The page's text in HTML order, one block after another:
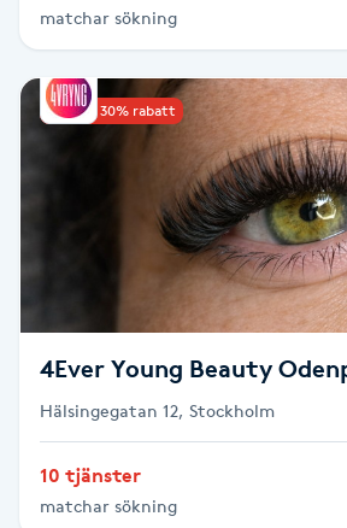
Bottenfärg
Brynformning
Bröllopsuppsättning
C
Celluliter
Coachning
Color correction
matchar sökning
Upp till 30% rabatt
4Ever Young Beauty
Hälsingegatan 12, Stockholm
10 tjänster
matchar sökning